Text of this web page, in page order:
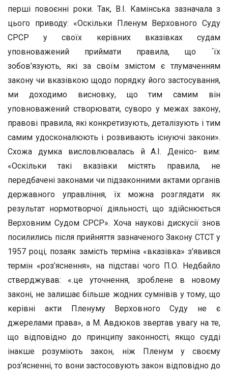
перші повоєнні роки. Так, В.І. Камінська зазначала з
цього приводу: «Оскільки Пленум Верховного Суду
СРСР у своїх керівних вказівках судам
уповноважений приймати правила, що ´їх
зобов’язують, які за своїм змістом є тлумаченням
закону чи вказівкою щодо порядку його застосування,
ми доходимо висновку, що тим самим він
уповноважений створювати, суворо у межах закону,
правові правила, які конкретизують, деталізують і тим
самим удосконалюють і розвивають існуючі закони».
Схожа думка висловлювалась й А.І. Денісо- вим:
«Оскільки такі вказівки містять правила, не
передбачені законами чи підзаконними актами органів
державного управління, їх можна розглядати як
результат нормотворчої діяльності, що здійснюється
Верховним Судом СРСР». Хоча наукові дискусії знов
посилились після прийняття зазначеного Закону СТСТ у
1957 році, позаяк замість терміна «вказівка» з’явився
термін «роз’яснення», на підставі чого П.О. Недбайло
стверджував: «.це уточнення, зроблене в новому
законі, не залишає більше жодних сумнівів у тому, що
керівні акти Пленуму Верховного Суду не є
джерелами права», а М. Авдюков звертав увагу на те,
що відповідно до принципу законності, якщо судді
інакше розуміють закон, ніж Пленум у своєму
роз’ясненні, то вони застосовують закон відповідно до